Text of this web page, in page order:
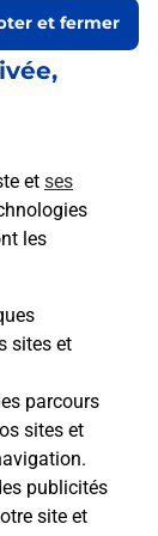
et ses
les
sites et
parcours
sites et
publicités
site et
et fermer
à 09h00